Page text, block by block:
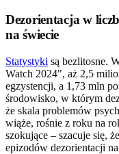
Dezorientacja w
na świecie
Statystyki są bezlitosne.
Watch 2024", aż 2,5
egzystencji, a 1,73 mln
środowisko, w którym
że skala problemów
wiąże, rośnie z roku na
szokujące – szacuje się,
epizodów dezorientacji